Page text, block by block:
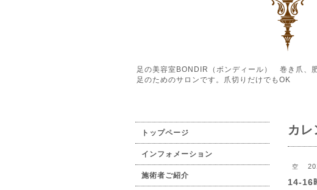
足の美容室BONDIR（ボンディール） 巻き爪、
足のためのサロンです。爪切りだけでもOK
カレ
空
14-16
トップページ
インフォメーション
施術者ご紹介